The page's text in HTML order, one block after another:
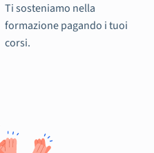
Ti sosteniamo nella
formazione pagando i tuoi
corsi.